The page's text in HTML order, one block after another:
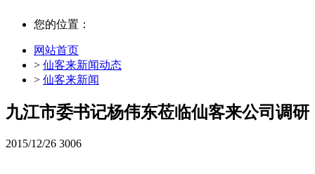
您的位置：
网站首页
> 仙客来新闻动态
> 仙客来新闻
九江市委书记杨伟东莅临仙客来公司调研
2015/12/26 3006